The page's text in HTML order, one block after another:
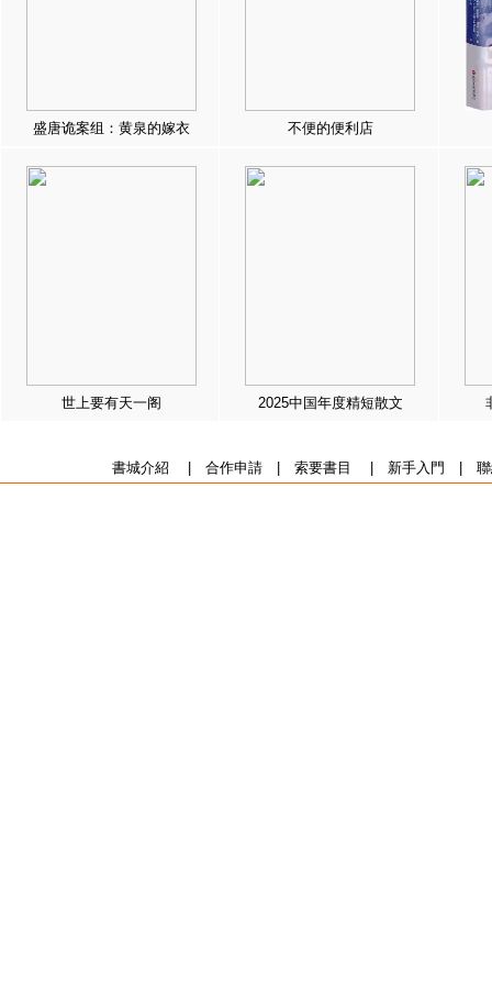
盛唐诡案组：黄泉的嫁衣 不便的便利店
世上要有天一阁 2025中国年度精短散文
書城介紹 合作申請| 索要書目 新手入門